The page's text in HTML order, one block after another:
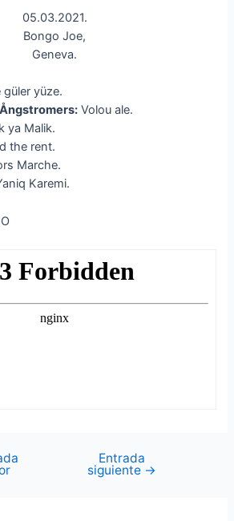
05.03.2021.
Bongo Joe,
Geneva.
güler yüze.
Volou ale.
ya Malik.
the rent.
Marche.
Karemi.
Entrada
siguiente →